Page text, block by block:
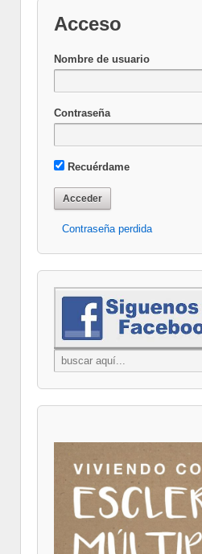
Acceso
Nombre de usuario
Contraseña
Recuérdame
Contraseña perdida